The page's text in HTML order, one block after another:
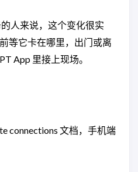
人来说，这个变化很实
等它卡在哪里，出门或离
App 里接上现场。
connections 文档，手机端